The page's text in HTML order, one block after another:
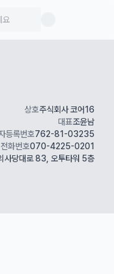
상호주식회사 코어16
대표조윤남
등록번호762-81-03235
화번호070-4225-0201
사당대로 83, 오투타워 5층